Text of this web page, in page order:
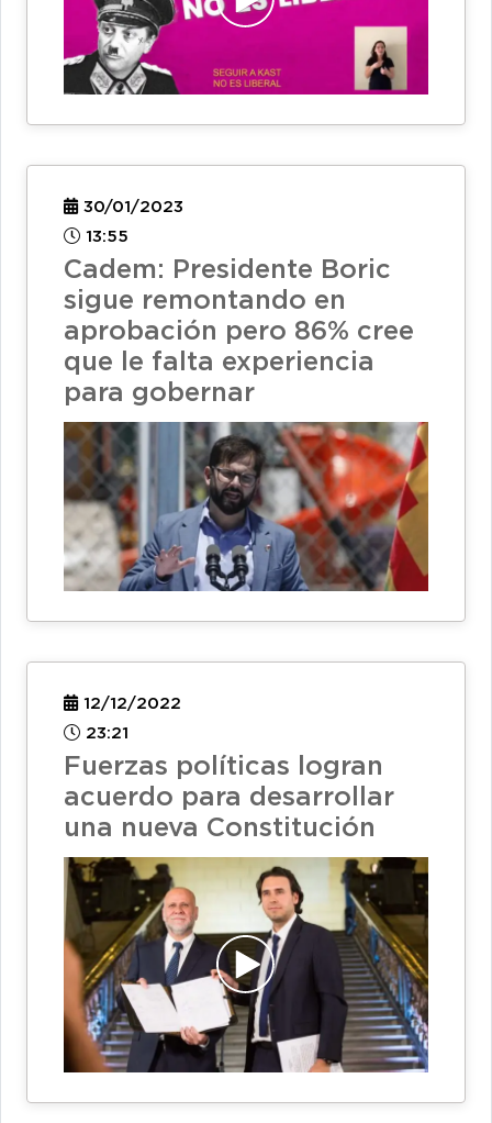
30/01/2023
13:55
Cadem: Presidente Boric
sigue remontando en
aprobación pero 86% cree
que le falta experiencia
para gobernar
12/12/2022
23:21
Fuerzas políticas logran
acuerdo para desarrollar
una nueva Constitución